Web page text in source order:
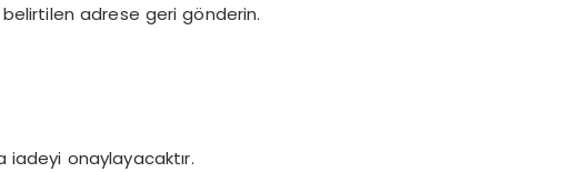
belirtilen adrese geri gönderin.
iadeyi onaylayacaktır.